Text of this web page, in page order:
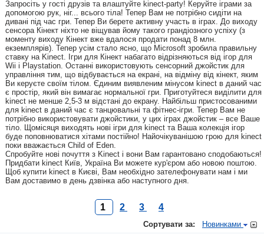
Запросіть у гості друзів та влаштуйте kinect-party! Керуйте іграми за
допомогою рук, ніг... всього тіла! Тепер Вам не потрібно сидіти на
дивані під час гри. Тепер Ви берете активну участь в іграх. До виходу
сенсора Кінект ніхто не віщував йому такого грандіозного успіху (з
моменту виходу Кінект вже вдалося продати понад 8 млн.
екземплярів). Тепер усім стало ясно, що Microsoft зробила правильну
ставку на Kinect. Ігри для Кінект набагато відрізняються від ігор для
Wii і Playstation. Останні використовують сенсорний джойстик для
управління тим, що відбувається на екрані, на відміну від кінект, яким
Ви керуєте своїм тілом. Єдиним виявленим мінусом kinect в даний час
є простір, який він вимагає нормальної гри. Приготуйтеся виділити для
kinect не менше 2,5-3 м відстані до екрану. Найбільш пристосованими
для kinect в даний час є танцювальні та фітнес-ігри. Тепер Вам не
потрібно використовувати джойстики, у цих іграх джойстик – все Ваше
тіло. Щомісяця виходять нові ігри для kinect та Ваша колекція ігор
буде поповнюватися хітами постійно! Найочікуванішою грою для kinect
поки вважається Child of Eden.
Спробуйте нові почуття з Kinect і вони Вам гарантовано сподобаються!
Придбати kinect Київ, Україна Ви можете кур'єром або новою поштою.
Щоб купити kinect в Києві, Вам необхідно зателефонувати нам і ми
Вам доставимо в день дзвінка або наступного дня.
1 2 3 4
Сортувати за: Новинками